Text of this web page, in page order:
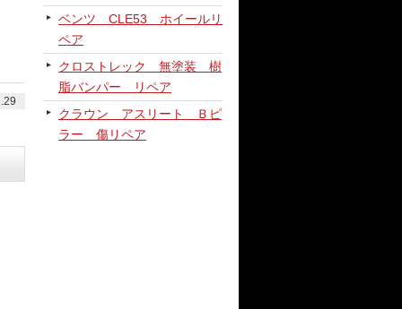
ベンツ CLE53 ホイールリ
ペア
クロストレック 無塗装 樹
脂バンパー リペア
クラウン アスリート Ｂピ
ラー 傷リペア